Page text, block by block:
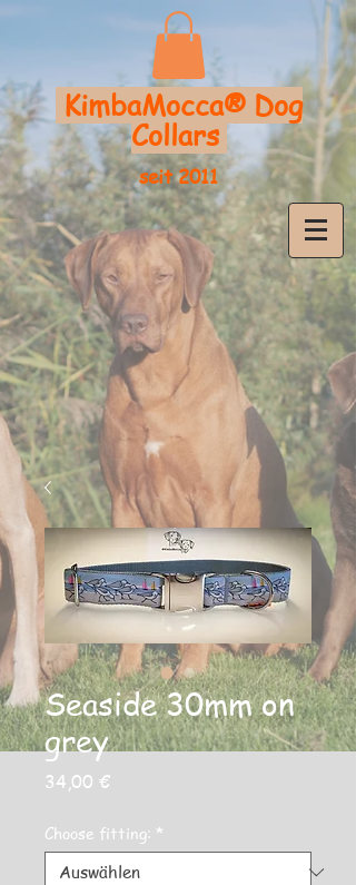
KimbaMocca® Dog
Collars
seit 2011
Seaside 30mm on
grey
34,00 €Preis
Choose fitting: *